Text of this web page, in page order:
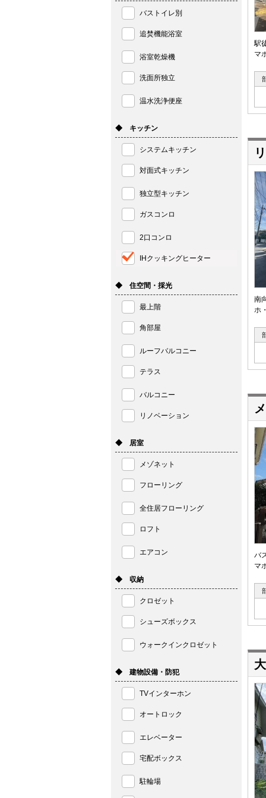
駅
マ
南
ホ
バ
マ
バストイレ別
追焚機能浴室
浴室乾燥機
洗面所独立
温水洗浄便座
◆ キッチン
システムキッチン
対面式キッチン
独立型キッチン
ガスコンロ
2口コンロ
IHクッキングヒーター
◆ 住空間・採光
最上階
角部屋
ルーフバルコニー
テラス
バルコニー
リノベーション
◆ 居室
メゾネット
フローリング
全住居フローリング
ロフト
エアコン
◆ 収納
クロゼット
シューズボックス
ウォークインクロゼット
◆ 建物設備・防犯
TVインターホン
オートロック
エレベーター
宅配ボックス
駐輪場